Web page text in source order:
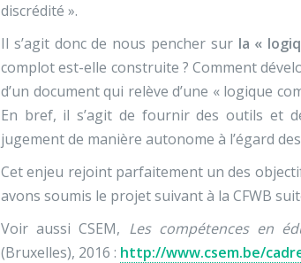
discrédité ».
Il s’agit donc de nous pencher sur la «
complot est-elle construite ? Comment
d’un document qui relève d’une « logique
En bref, il s’agit de fournir des outils et
jugement de manière autonome à l’égard
Cet enjeu rejoint parfaitement un des
avons soumis le projet suivant à la CFWB
Voir aussi CSEM, Les compétences en
(Bruxelles), 2016 : http://www.csem.be/